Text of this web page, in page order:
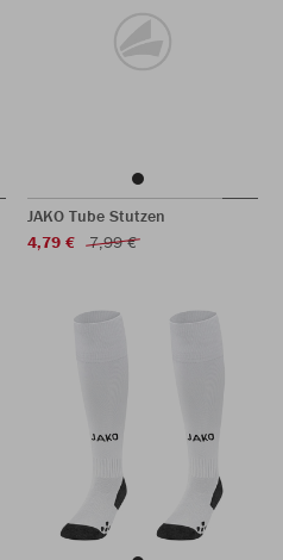
JAKO Tube Stutzen
4,79 €
7,99 €